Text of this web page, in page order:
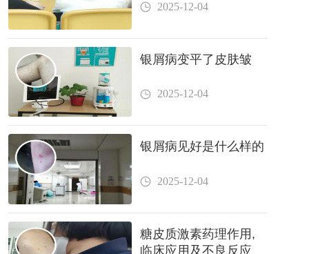
2025-12-04
银屑病变平了皮肤皱
2025-12-04
银屑病见好是什么样的
2025-12-04
糖皮质激素药理作用,
临床应用及不良反应